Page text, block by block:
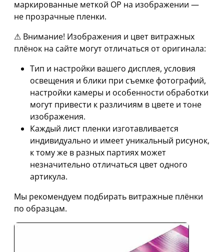
маркированные меткой OP на изображении —
не прозрачные пленки.
⚠ Внимание! Изображения и цвет витражных
плёнок на сайте могут отличаться от оригинала:
Тип и настройки вашего дисплея, условия
освещения и блики при съемке фотографий,
настройки камеры и особенности обработки
могут привести к различиям в цвете и тоне
изображения.
Каждый лист пленки изготавливается
индивидуально и имеет уникальный рисунок,
к тому же в разных партиях может
незначительно отличаться цвет одного
артикула.
Мы рекомендуем подбирать витражные плёнки
по образцам.